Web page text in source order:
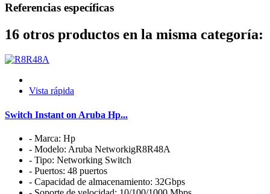
Referencias específicas
16 otros productos en la misma categoría:
Vista rápida
Switch Instant on Aruba Hp...
- Marca: Hp
- Modelo: Aruba NetworkigR8R48A
- Tipo: Networking Switch
- Puertos: 48 puertos
- Capacidad de almacenamiento: 32Gbps